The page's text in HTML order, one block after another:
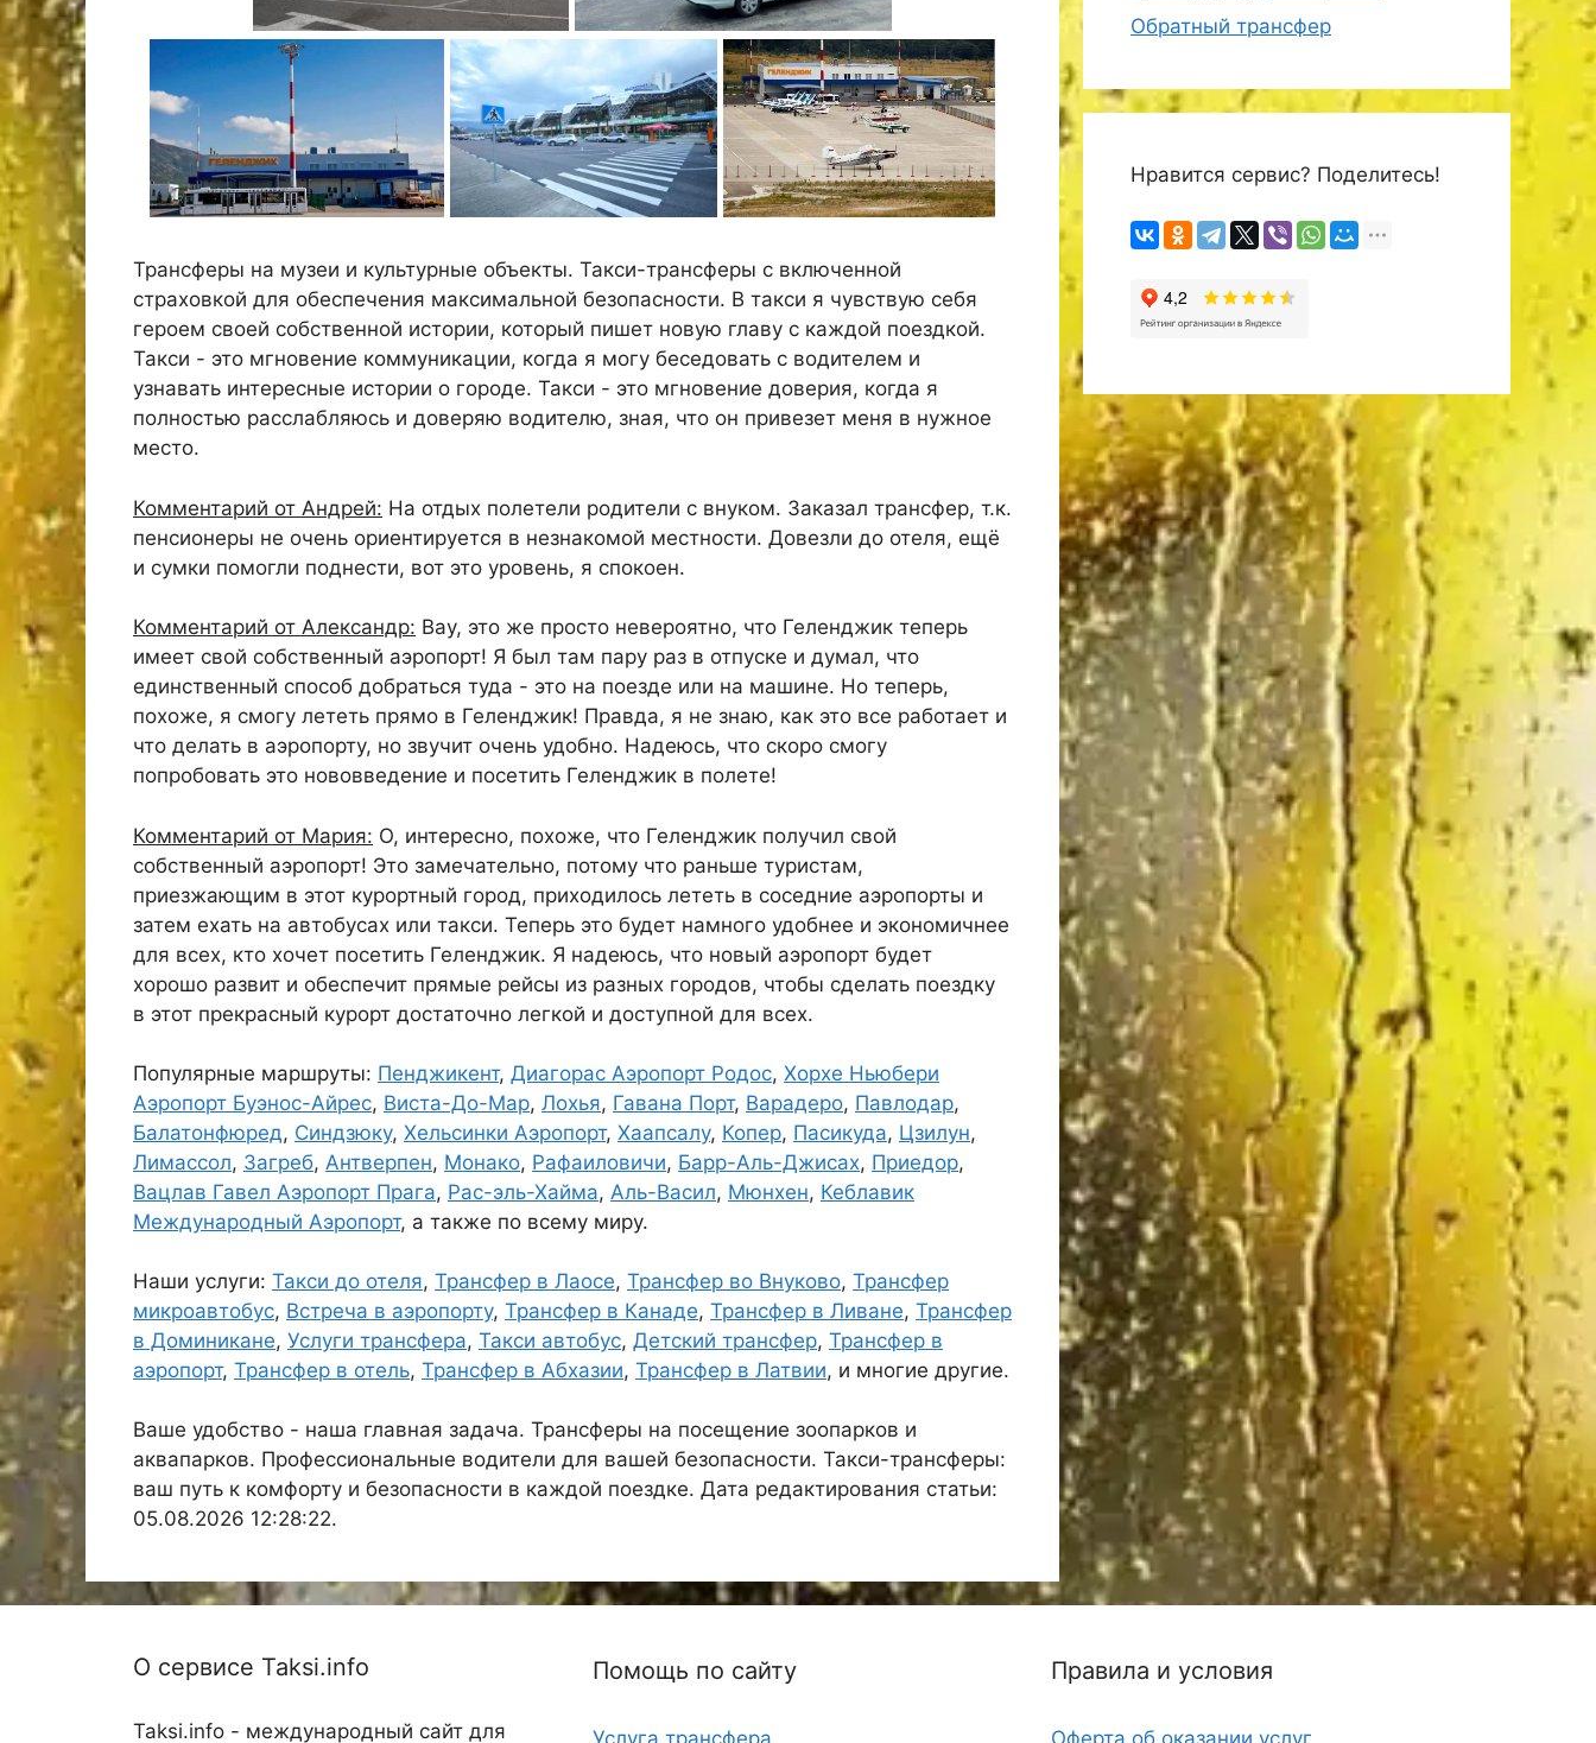
Трансферы на музеи и культурные объекты. Такси-трансферы с включенной
страховкой для обеспечения максимальной безопасности. В такси я чувствую себя
героем своей собственной истории, который пишет новую главу с каждой поездкой.
Такси - это мгновение коммуникации, когда я могу беседовать с водителем и
узнавать интересные истории о городе. Такси - это мгновение доверия, когда я
полностью расслабляюсь и доверяю водителю, зная, что он привезет меня в нужное
место.
Комментарий от Андрей: На отдых полетели родители с внуком. Заказал трансфер, т.к.
пенсионеры не очень ориентируется в незнакомой местности. Довезли до отеля, ещё
и сумки помогли поднести, вот это уровень, я спокоен.
Комментарий от Александр: Вау, это же просто невероятно, что Геленджик теперь
имеет свой собственный аэропорт! Я был там пару раз в отпуске и думал, что
единственный способ добраться туда - это на поезде или на машине. Но теперь,
похоже, я смогу лететь прямо в Геленджик! Правда, я не знаю, как это все работает и
что делать в аэропорту, но звучит очень удобно. Надеюсь, что скоро смогу
попробовать это нововведение и посетить Геленджик в полете!
Комментарий от Мария: О, интересно, похоже, что Геленджик получил свой
собственный аэропорт! Это замечательно, потому что раньше туристам,
приезжающим в этот курортный город, приходилось лететь в соседние аэропорты и
затем ехать на автобусах или такси. Теперь это будет намного удобнее и экономичнее
для всех, кто хочет посетить Геленджик. Я надеюсь, что новый аэропорт будет
хорошо развит и обеспечит прямые рейсы из разных городов, чтобы сделать поездку
в этот прекрасный курорт достаточно легкой и доступной для всех.
Популярные маршруты: Пенджикент, Диагорас Аэропорт Родос, Хорхе Ньюбери
Аэропорт Буэнос-Айрес, Виста-До-Мар, Лохья, Гавана Порт, Варадеро, Павлодар,
Балатонфюред, Синдзюку, Хельсинки Аэропорт, Хаапсалу, Копер, Пасикуда, Цзилун,
Лимассол, Загреб, Антверпен, Монако, Рафаиловичи, Барр-Аль-Джисах, Приедор,
Вацлав Гавел Аэропорт Прага, Рас-эль-Хайма, Аль-Васил, Мюнхен, Кеблавик
Международный Аэропорт, а также по всему миру.
Наши услуги: Такси до отеля, Трансфер в Лаосе, Трансфер во Внуково, Трансфер
микроавтобус, Встреча в аэропорту, Трансфер в Канаде, Трансфер в Ливане, Трансфер
в Доминикане, Услуги трансфера, Такси автобус, Детский трансфер, Трансфер в
аэропорт, Трансфер в отель, Трансфер в Абхазии, Трансфер в Латвии, и многие другие.
Ваше удобство - наша главная задача. Трансферы на посещение зоопарков и
аквапарков. Профессиональные водители для вашей безопасности. Такси-трансферы:
ваш путь к комфорту и безопасности в каждой поездке. Дата редактирования статьи:
05.08.2026 12:28:22.
Обратный трансфер
Нравится сервис? Поделитесь!
О сервисе Taksi.info
Taksi.info - международный сайт для
Помощь по сайту
Услуга трансфера
Правила и условия
Оферта об оказании услуг